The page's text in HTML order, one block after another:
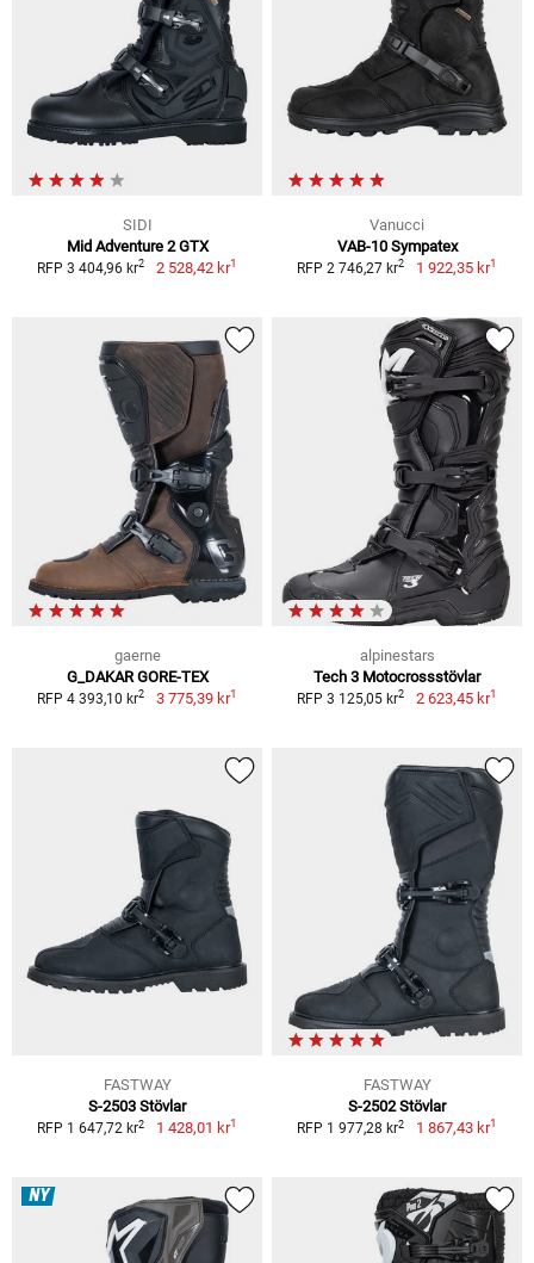
SIDI
Mid Adventure 2 GTX
RFP 3 404,96 kr2 2 528,42 kr1
Vanucci
VAB-10 Sympatex
RFP 2 746,27 kr2 1 922,35 kr1
gaerne
G_DAKAR GORE-TEX
RFP 4 393,10 kr2 3 775,39 kr1
alpinestars
Tech 3 Motocrossstövlar
RFP 3 125,05 kr2 2 623,45 kr1
FASTWAY
S-2503 Stövlar
RFP 1 647,72 kr2 1 428,01 kr1
FASTWAY
S-2502 Stövlar
RFP 1 977,28 kr2 1 867,43 kr1
NY